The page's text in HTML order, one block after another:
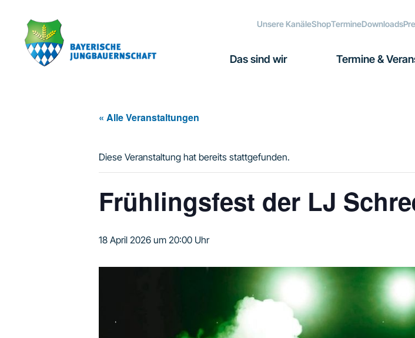
Hauptnavigation
springen
springen
Fußzeile
springen
Unsere KanäleShopTermineDownloads
Das sind wir Termine &
« Alle Veranstaltungen
Diese Veranstaltung hat bereits stattgefunden.
Frühlingsfest der LJ
18 April 2026 um 20:00 Uhr